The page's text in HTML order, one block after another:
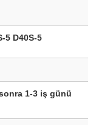
5 D40S-5
1-3 iş günü